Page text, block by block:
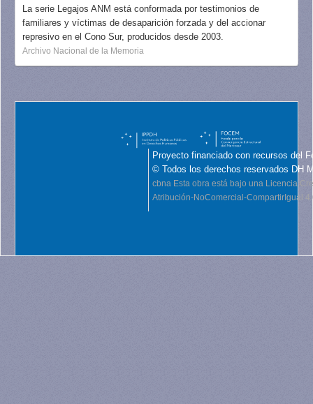
La serie Legajos ANM está conformada por testimonios de
familiares y víctimas de desaparición forzada y del accionar
represivo en el Cono Sur, producidos desde 2003.
Archivo Nacional de la Memoria
Proyecto financiado con recursos del
© Todos los derechos reservados DH
cbna Esta obra está bajo una Licencia
Atribución-NoComercial-CompartirIgual